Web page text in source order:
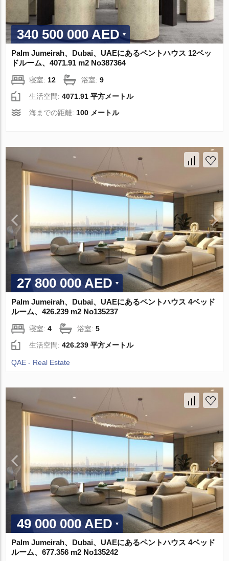
340 500 000 AED
Palm Jumeirah、Dubai、UAEにあるペントハウス 12ベッ
ドルーム、4071.91 m2 No387364
寝室:12 浴室:9
生活空間:4071.91 平方メートル
海までの距離:100 メートル
27 800 000 AED
Palm Jumeirah、Dubai、UAEにあるペントハウス 4ベッド
ルーム、426.239 m2 No135237
寝室:4 浴室:5
生活空間:426.239 平方メートル
QAE - Real Estate
49 000 000 AED
Palm Jumeirah、Dubai、UAEにあるペントハウス 4ベッド
ルーム、677.356 m2 No135242